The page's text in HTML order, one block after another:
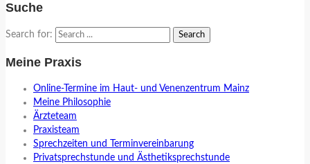
Suche
Search for:
Meine Praxis
Online-Termine im Haut- und Venenzentrum Mainz
Meine Philosophie
Ärzteteam
Praxisteam
Sprechzeiten und Terminvereinbarung
Privatsprechstunde und Ästhetiksprechstunde